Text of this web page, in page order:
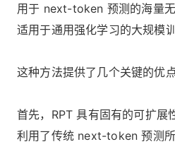
用于 next-token 预测的海量
适用于通用强化学习的大规模训
这种方法提供了几个关键的优点
首先，RPT 具有固有的可扩展
利用了传统 next-token 预测